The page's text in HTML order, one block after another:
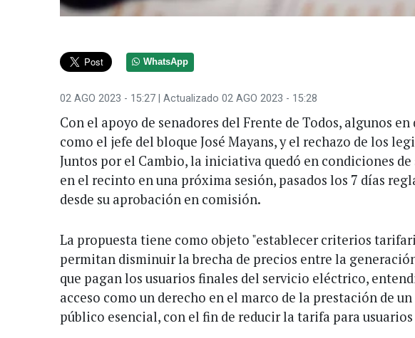
WhatsApp
02 AGO 2023 - 15:27 | Actualizado 02 AGO 2023 - 15:28
Con el apoyo de senadores del Frente de Todos, algunos
como el jefe del bloque José Mayans, y el rechazo de los
Juntos por el Cambio, la iniciativa quedó en condiciones de
en el recinto en una próxima sesión, pasados los 7 días
desde su aprobación en comisión.
La propuesta tiene como objeto "establecer criterios
permitan disminuir la brecha de precios entre la
que pagan los usuarios finales del servicio eléctrico,
acceso como un derecho en el marco de la prestación de
público esencial, con el fin de reducir la tarifa para